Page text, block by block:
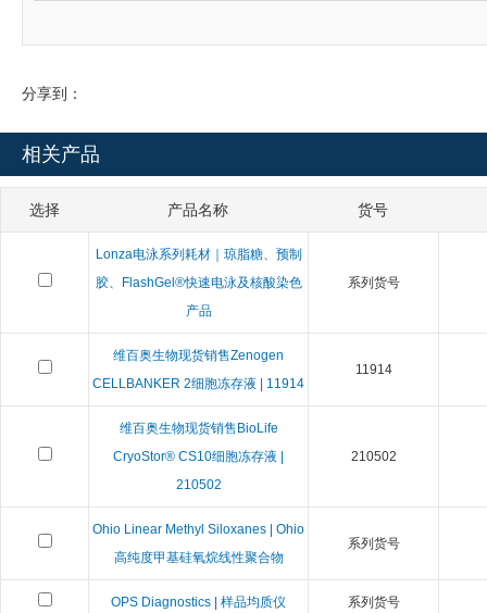
分享到：
相关产品
选择 产品名称 货号
Lonza电泳系列耗材｜琼脂糖、预制
胶、FlashGel®快速电泳及核酸染色
产品
系列货号
维百奥生物现货销售Zenogen
CELLBANKER 2细胞冻存液 | 11914
11914
维百奥生物现货销售BioLife
CryoStor® CS10细胞冻存液 |
210502
210502
Ohio Linear Methyl Siloxanes | Ohio
高纯度甲基硅氧烷线性聚合物
系列货号
OPS Diagnostics | 样品均质仪 系列货号